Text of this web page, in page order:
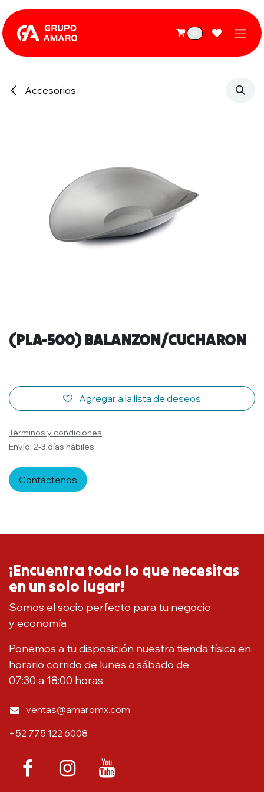
Ir al contenido
0
Accesorios
(PLA-500) BALANZON/CUCHARON
Agregar a la lista de deseos
Términos y condiciones
Envío: 2-3 días hábiles
Contáctenos
¡Encuentra todo lo que necesitas
en un solo lugar!
Somos el socio perfecto para tu negocio
y economía
Ponemos a tu disposición nuestra tienda física en
horario corrido de lunes a sábado de
07:30 a 18:00 horas
ventas@amaromx.com
+52 775 122 6008